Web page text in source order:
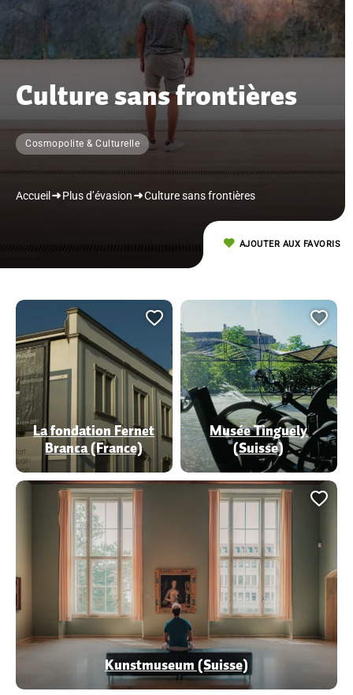
Culture sans frontières
Cosmopolite & Culturelle
Accueil Plus d’évasion Culture sans frontières
AJOUTER AUX FAVORIS
La fondation Fernet
Branca (France)
Ajouter cette page au
Musée Tinguely
(Suisse)
Kunstmuseum (Suisse)